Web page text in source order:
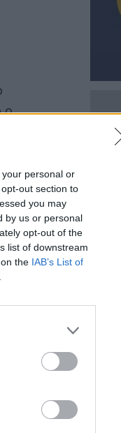
personal or
out section to
you may
by us or personal
opt-out of the
list of downstream
the IAB’s List of
o
e